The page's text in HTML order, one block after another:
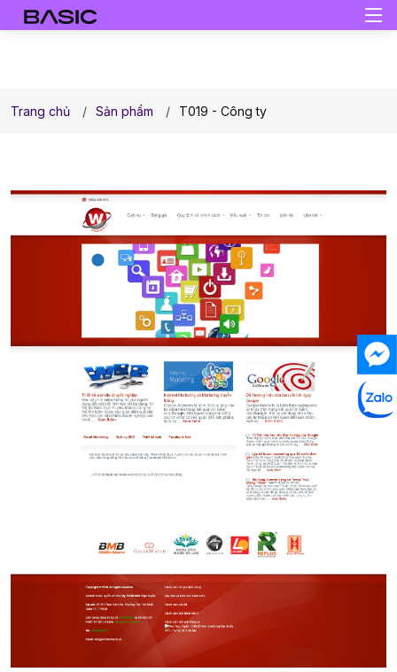
Trang chủ Sản phẩm T019 - Công ty